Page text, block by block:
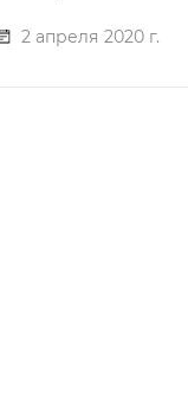
2 апреля 2020 г.